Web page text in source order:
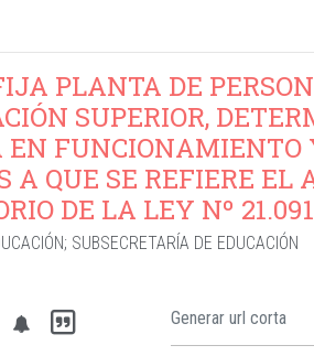
PLANTA DE
SUPERIOR,
EN FUNCIONAMIENTO
A QUE SE REFIERE EL
DE LA LEY Nº 21.091
; SUBSECRETARÍA DE EDUCACIÓN